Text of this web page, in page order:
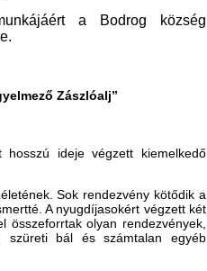
a Bodrog község
„Fegyelmező Zászlóalj”
ideje végzett kiemelkedő
Sok rendezvény kötődik a
A nyugdíjasokért végzett két
olyan rendezvények,
szüreti bál és számtalan egyéb